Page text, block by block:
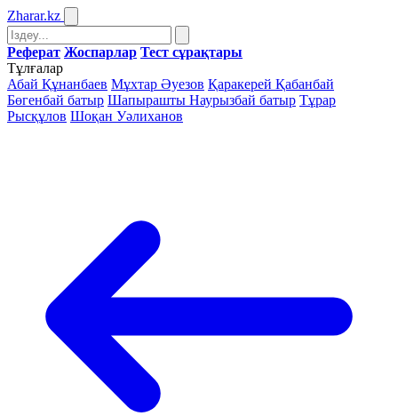
Zharar.kz
Реферат Жоспарлар Тест сұрақтары
Тұлғалар
Абай Құнанбаев Мұхтар Әуезов Қаракерей Қабанбай
Бөгенбай батыр Шапырашты Наурызбай батыр Тұрар
Рысқұлов Шоқан Уәлиханов